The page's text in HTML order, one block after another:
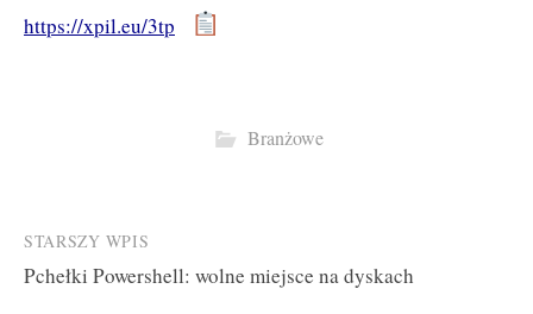
https://xpil.eu/3tp
Branżowe
Post
navigation
STARSZY WPIS
Pchełki Powershell: wolne miejsce na dyskach